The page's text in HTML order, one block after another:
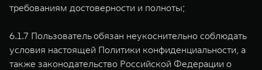
требованиям достоверности и полноты;
6.1.7 Пользователь обязан неукоснительно соблюдать
условия настоящей Политики конфиденциальности, а
также законодательство Российской Федерации о